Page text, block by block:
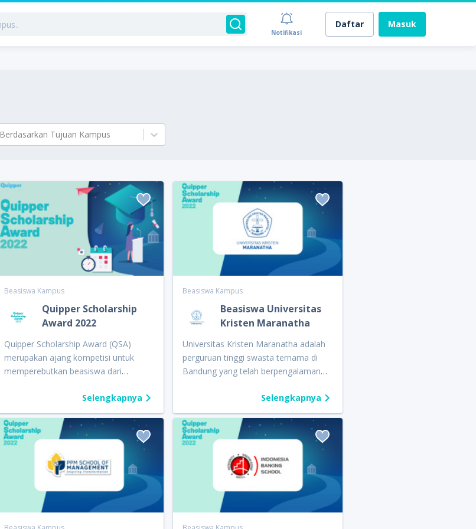
Notifikasi
Daftar Masuk
Berdasarkan Tujuan Kampus
Beasiswa Kampus
Quipper Scholarship
Award 2022
Quipper Scholarship Award (QSA)
merupakan ajang kompetisi untuk
memperebutkan beasiswa dari
Indonesia. Ajang QSA membagikan
beasiswa senilai total miliaran rupiah
untuk ratusan siswa di Indonesia
dalam bentukpartial scholarship
(beasiswa sebagian) hingga
(beasiswa penuh).
Sebanyak 12 kampus ikut serta pada
ajang Quipper Scholarship Award
(QSA) 2022. Kampus tersebut yakni
Selengkapnya
Beasiswa Kampus
Beasiswa Universitas
Kristen Maranatha
Universitas Kristen Maranatha adalah
perguruan tinggi swasta ternama di
Bandung yang telah berpengalaman
Kristen Maranatha telah memiliki 9
fakultas dan 28 program studi. Jenjang
studi yang tersedia mulai dari diploma,
sarjana, profesi, hingga magister.
Melalui ajang Quipper Scholarship
Award (QSA) 2022, Universitas Kristen
Maranatha akan menyalurkan
sejumlah Rp375.000.000 beasiswa
untuk semua program studi. Program
Selengkapnya